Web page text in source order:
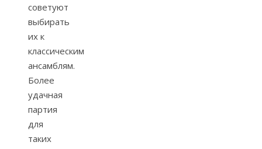
советуют
выбирать
их к
классическим
ансамблям.
Более
удачная
партия
для
таких